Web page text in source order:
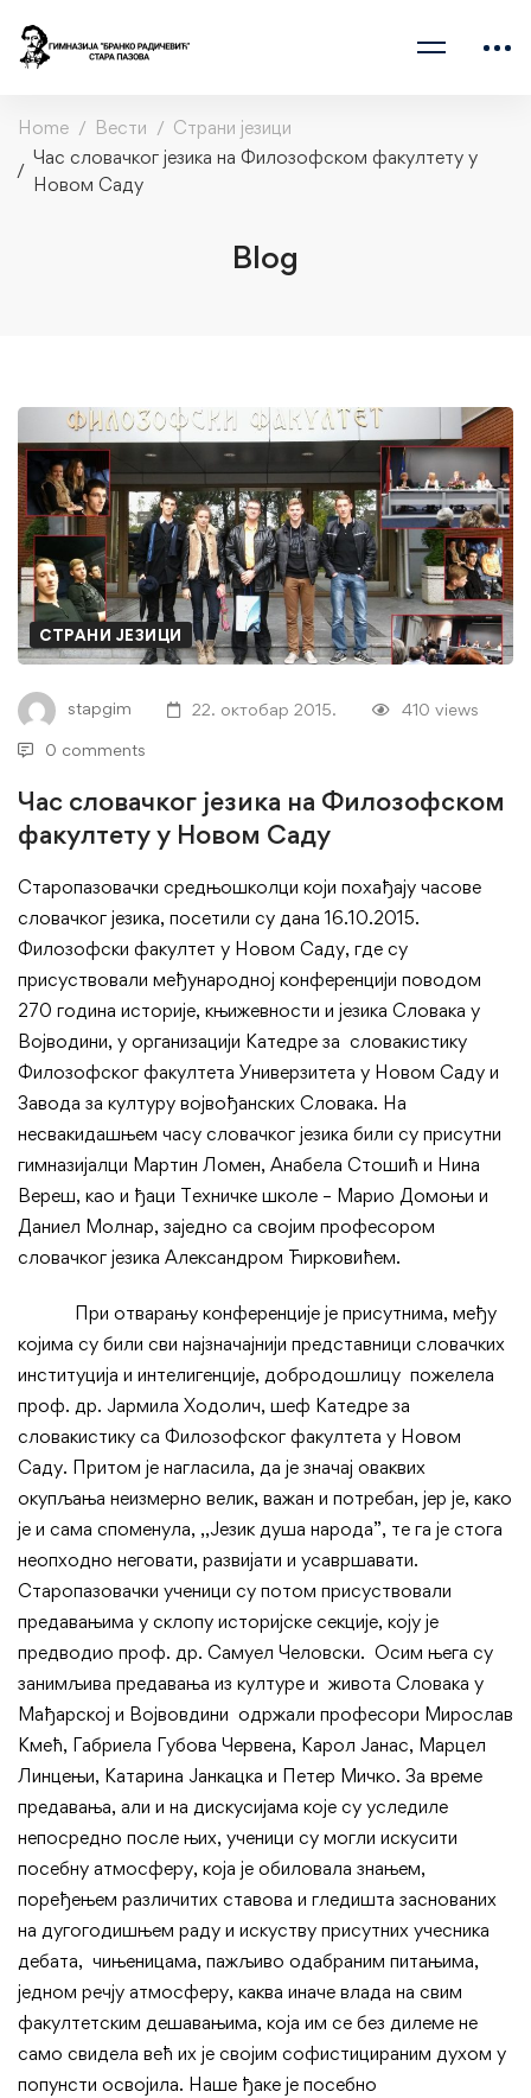
Home Вести
Страни језици
Час словачког језика на Филозофском факултету у
Новом Саду
Blog
Час
словачког
језика
на
Филозофском
факултету
у
Новом
Саду
СТРАНИ ЈЕЗИЦИ
stapgim 22. октобар 2015. 410 views
0 comments
Час словачког језика на Филозофском
факултету у Новом Саду
Старопазовачки средњошколци који похађају часове
словачког језика, посетили су дана 16.10.2015.
Филозофски факултет у Новом Саду, где су
присуствовали међународној конференцији поводом
270 година историје, књижевности и језика Словака у
Војводини, у организацији Катедре за словакистику
Филозофског факултета Универзитета у Новом Саду и
Завода за културу војвођанских Словака. На
несвакидашњем часу словачког језика били су присутни
гимназијалци Мартин Ломен, Анабела Стошић и Нина
Вереш, као и ђаци Tехничке школе – Марио Домоњи и
Даниел Молнар, заједно са својим професором
словачког језика Александром Ћирковићем.
При отварању конференције је присутнима, међу
којима су били сви најзначајнији представници словачких
институција и интелигенције, добродошлицу пожелела
проф. др. Јармила Ходолич, шеф Катедре за
словакистику са Филозофског факултета у Новом
Саду. Притом је нагласила, да је значај оваквих
окупљања неизмерно велик, важан и потребан, јер је, како
је и сама споменула, ,,Језик душа народа”, те га је стога
неопходно неговати, развијати и усавршавати.
Старопазовачки ученици су потом присуствовали
предавањима у склопу историјске секције, коју је
предводио проф. др. Самуел Человски. Осим њега су
занимљива предавања из културе и живота Словака у
Мађарској и Војвовдини одржали професори Мирослав
Кмећ, Габриела Губова Червена, Карол Јанас, Марцел
Линцењи, Катарина Јанкацка и Петер Мичко. За време
предавања, али и на дискусијама које су уследиле
непосредно после њих, ученици су могли искусити
посебну атмосферу, која је обиловала знањем,
поређењем различитих ставова и гледишта заснованих
на дугогодишњем раду и искуству присутних учесника
дебата, чињеницама, пажљиво одабраним питањима,
једном речју атмосферу, каква иначе влада на свим
факултетским дешавањима, која им се без дилеме не
само свидела већ их је својим софистицираним духом у
попунсти освојила. Наше ђаке је посебно